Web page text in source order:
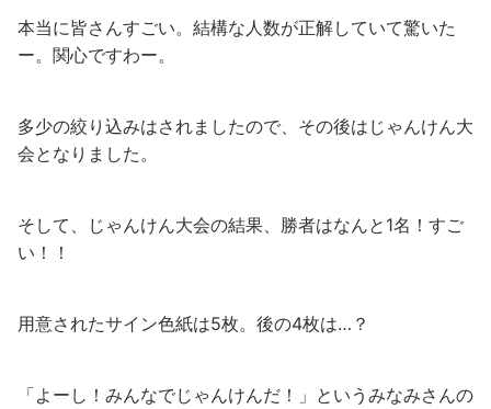
本当に皆さんすごい。結構な人数が正解していて驚いた
ー。関心ですわー。
多少の絞り込みはされましたので、その後はじゃんけん大
会となりました。
そして、じゃんけん大会の結果、勝者はなんと1名！すご
い！！
用意されたサイン色紙は5枚。後の4枚は…？
「よーし！みんなでじゃんけんだ！」というみなみさんの